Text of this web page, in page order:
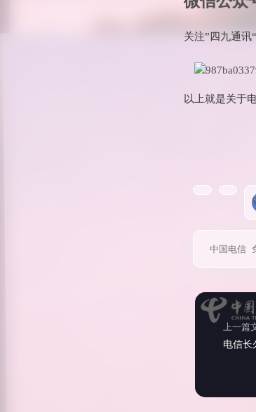
关注”四九通讯
以上就是关于
中国电信
上一篇